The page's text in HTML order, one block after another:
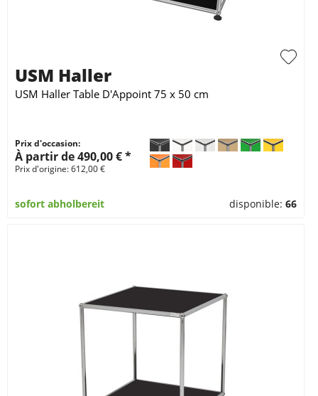
USM Haller
USM Haller Table D'Appoint 75 x 50 cm
Prix d'occasion:
À partir de 490,00 € *
Prix d'origine: 612,00 €
sofort abholbereit disponible:66